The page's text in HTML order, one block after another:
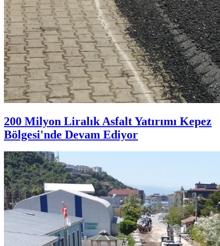
200 Milyon Liralık Asfalt Yatırımı Kepez
Bölgesi'nde Devam Ediyor